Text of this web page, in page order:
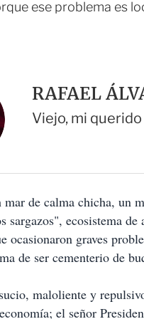
ese problema es
RAFAEL
Viejo, mi
mar de calma chicha, un
sargazos", ecosistema
ocasionaron graves
de ser cementerio de
maloliente y
el señor